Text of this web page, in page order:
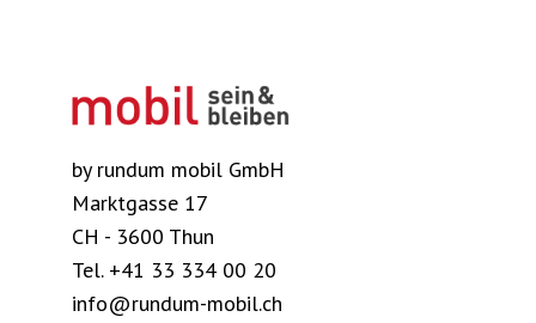
by rundum mobil GmbH
Marktgasse 17
CH - 3600 Thun
Tel. +41 33 334 00 20
info@rundum-mobil.ch